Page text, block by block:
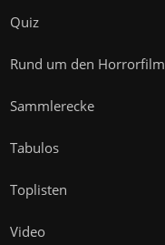
Quiz
Rund um den Horrorfilm
Sammlerecke
Tabulos
Toplisten
Video